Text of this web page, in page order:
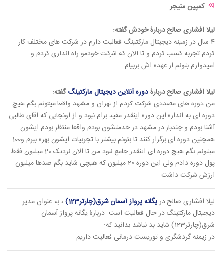
کمپین منیجر
لیلا افشاری صالح دربارۀ خودش گفته:
4 سال در زمینه دیجیتال مارکتینگ فعالیت دارم در شرکت های مختلف کار
کردم تجربه کسب کردم و تا الان که شرکت خودمو راه اندازی کردم و
امیدوارم بتونم از عهده اش بربیام
لیلا افشاری صالح دربارۀدوره آنلاین دیجیتال مارکتینگگفته:
من دوره های متعددی شرکت کردم از تهران و مشهد واقعا میتونم بگم هیچ
دوره ای به اندازه این دوره اینقدر مفید برام نبود و از اونجایی که اقای طالبی
آشنا بودم و چندبار در مشهد در خدمتشون بودم واقعا منتظر بودم ایشون
همچنین دوره ای برگزار کنند تا بتونم بیشتر با تجربیات ایشون بهره ببرم و100
میتونم بگم هیچ دوره ای اینقدر جامع نبود من تا الان نزدیک 20 میلیون فقط
پول دوره دادم ولی این دوره 20 میلیون که هیچی شاید بگم صدها میلیون
ارزش شرکت داشت
لیلا افشاری صالح دریگانه پرواز آسمان شرق(چارتر123)
، به عنوان مدیر
دیجیتال مارکتینگ در حال فعالیت است. دربارۀ یگانه پرواز آسمان
شرق(چارتر123) شاید بد نباشد بدانید که:
در زیمنه گردشگری و توریست درمانی فعالیت داریم